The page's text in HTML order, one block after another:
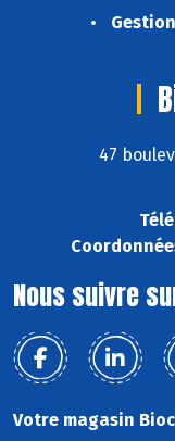
47
Nous suivre
Votre magasin